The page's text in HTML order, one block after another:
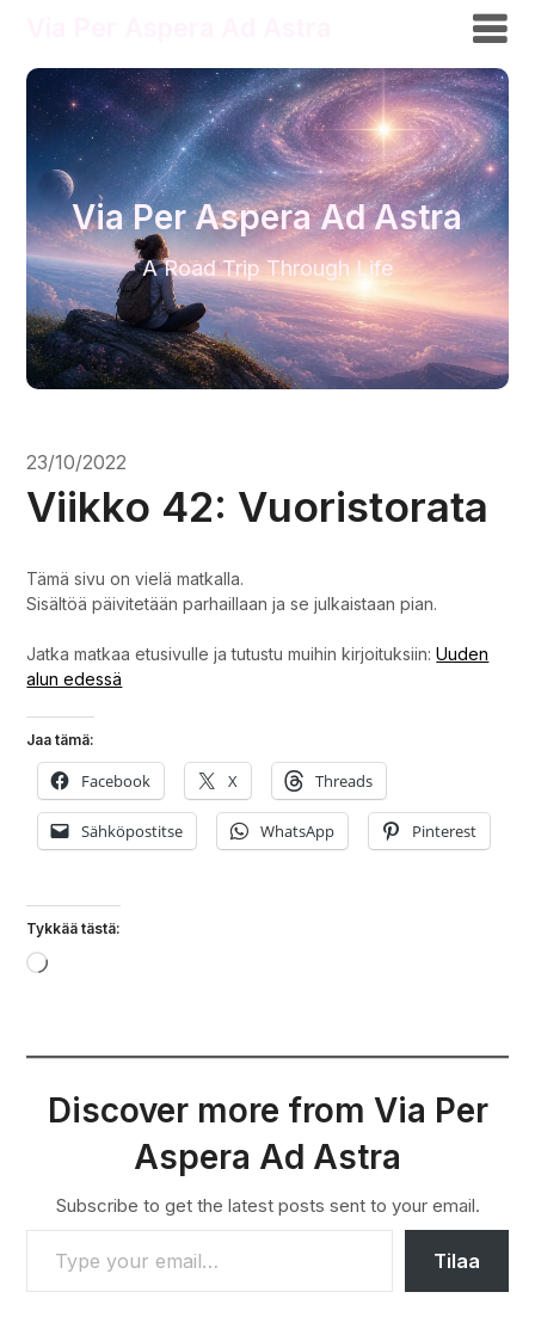
Via Per Aspera Ad Astra
A Road Trip Through Life
23/10/2022
Viikko 42: Vuoristorata
Tämä sivu on vielä matkalla.
Sisältöä päivitetään parhaillaan ja se julkaistaan pian.
Jatka matkaa etusivulle ja tutustu muihin kirjoituksiin:Uuden
alun edessä
Jaa tämä:
Facebook X Threads
Sähköpostitse WhatsApp Pinterest
Tykkää tästä:
Loading…
Discover more from Via Per
Aspera Ad Astra
Subscribe to get the latest posts sent to your email.
TYPE YOUR EMAIL…
Tilaa